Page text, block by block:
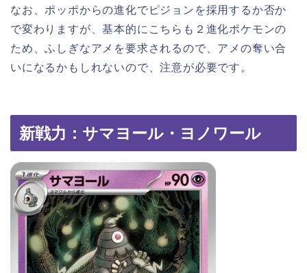
なお、ポッポからの進化でピジョンを採用するか否か
で変わりますが、基本的にこちらも２進化ポケモンの
ため、ふしぎなアメを要求されるので、アメの奪い合
いになるかもしれないので、注意が必要です。
新戦力：サマヨール・ヨノワール